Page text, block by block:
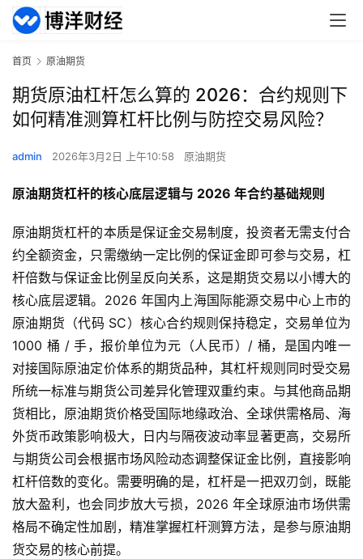
首页 原油期货
期货原油杠杆怎么算的 2026：合约规则下
如何精准测算杠杆比例与防控交易风险？
admin 2026年3月2日 上午10:58 原油期货
原油期货杠杆的核心底层逻辑与 2026 年合约基础规则
原油期货杠杆的本质是保证金交易制度，投资者无需支付合
约全额资金，只需缴纳一定比例的保证金即可参与交易，杠
杆倍数与保证金比例呈反向关系，这是期货交易以小博大的
核心底层逻辑。2026 年国内上海国际能源交易中心上市的
原油期货（代码 SC）核心合约规则保持稳定，交易单位为
1000 桶 / 手，报价单位为元（人民币）/ 桶，是国内唯一
对接国际原油定价体系的期货品种，其杠杆规则同时受交易
所统一标准与期货公司差异化管理双重约束。与其他商品期
货相比，原油期货价格受国际地缘政治、全球供需格局、海
外货币政策影响极大，日内与隔夜波动率显著更高，交易所
与期货公司会根据市场风险动态调整保证金比例，直接影响
杠杆倍数的变化。需要明确的是，杠杆是一把双刃剑，既能
放大盈利，也会同步放大亏损，2026 年全球原油市场供需
格局不确定性加剧，精准掌握杠杆测算方法，是参与原油期
货交易的核心前提。